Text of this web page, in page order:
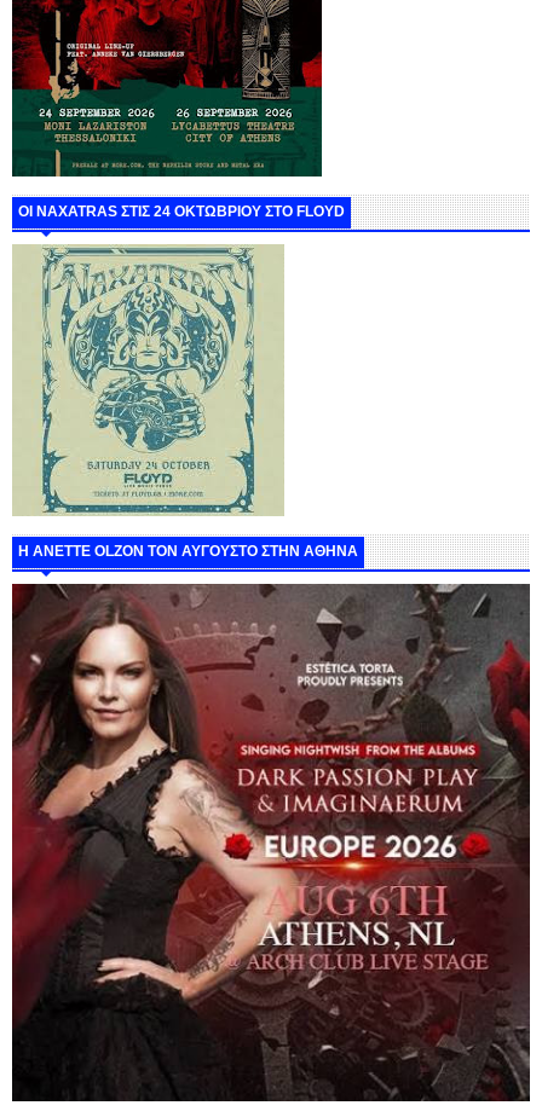
ΟΙ NAXATRAS ΣΤΙΣ 24 ΟΚΤΩΒΡΙΟΥ ΣΤΟ FLOYD
Η ANETTE OLZON ΤΟΝ ΑΥΓΟΥΣΤΟ ΣΤΗΝ ΑΘΗΝΑ